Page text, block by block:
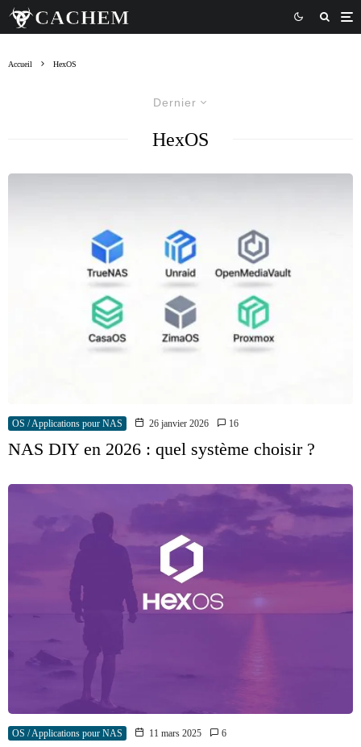
Accueil HexOS
Dernier
HexOS
OS / Applications pour NAS 26 janvier 2026 16
NAS DIY en 2026 : quel système choisir ?
OS / Applications pour NAS 11 mars 2025 6